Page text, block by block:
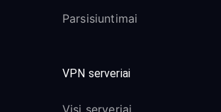
Parsisiuntimai
VPN serveriai
Visi serveriai